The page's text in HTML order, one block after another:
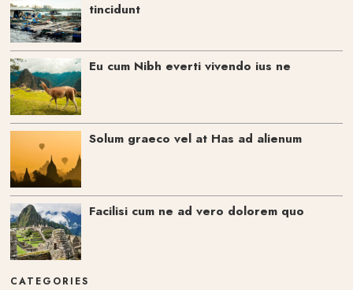
tincidunt
Eu cum Nibh everti vivendo ius ne
Solum graeco vel at Has ad alienum
Facilisi cum ne ad vero dolorem quo
CATEGORIES